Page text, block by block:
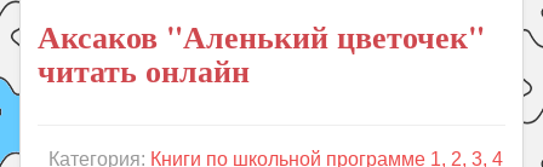
Книги
Рукоделие
Уроки
Аксаков "Аленький цветочек"
читать онлайн
Категория: Книги по школьной программе 1, 2, 3, 4